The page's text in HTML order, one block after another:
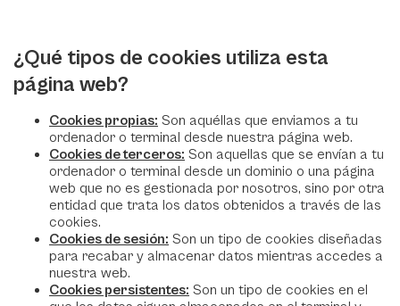
¿Qué tipos de cookies utiliza esta
página web?
Cookies propias: Son aquéllas que enviamos a tu
ordenador o terminal desde nuestra página web.
Cookies de terceros: Son aquellas que se envían a tu
ordenador o terminal desde un dominio o una página
web que no es gestionada por nosotros, sino por otra
entidad que trata los datos obtenidos a través de las
cookies.
Cookies de sesión: Son un tipo de cookies diseñadas
para recabar y almacenar datos mientras accedes a
nuestra web.
Cookies persistentes: Son un tipo de cookies en el